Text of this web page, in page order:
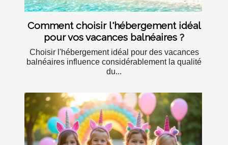
Comment choisir l'hébergement idéal
pour vos vacances balnéaires ?
Choisir l'hébergement idéal pour des vacances
balnéaires influence considérablement la qualité
du...